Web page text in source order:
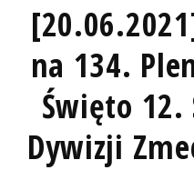
na 134.
Święto 12.
Dywizji